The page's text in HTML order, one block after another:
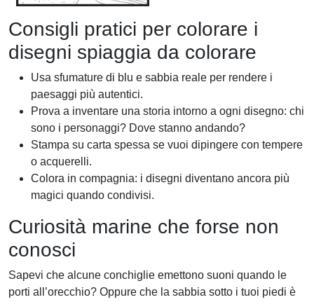
Consigli pratici per colorare i
disegni spiaggia da colorare
Usa sfumature di blu e sabbia reale per rendere i
paesaggi più autentici.
Prova a inventare una storia intorno a ogni disegno: chi
sono i personaggi? Dove stanno andando?
Stampa su carta spessa se vuoi dipingere con tempere
o acquerelli.
Colora in compagnia: i disegni diventano ancora più
magici quando condivisi.
Curiosità marine che forse non
conosci
Sapevi che alcune conchiglie emettono suoni quando le
porti all’orecchio? Oppure che la sabbia sotto i tuoi piedi è